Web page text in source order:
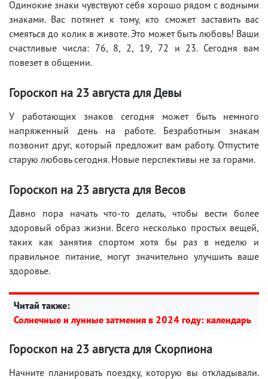
Одинокие знаки чувствуют себя хорошо рядом с водными
знаками. Вас потянет к тому, кто сможет заставить вас
смеяться до колик в животе. Это может быть любовь! Ваши
счастливые числа: 76, 8, 2, 19, 72 и 23. Сегодня вам
повезет в общении.
Гороскоп на 23 августадля Девы
У работающих знаков сегодня может быть немного
напряженный день на работе. Безработным знакам
позвонит друг, который предложит вам работу. Отпустите
старую любовь сегодня. Новые перспективы не за горами.
Гороскоп на 23 августадля Весов
Давно пора начать что-то делать, чтобы вести более
здоровый образ жизни. Всего несколько простых вещей,
таких как занятия спортом хотя бы раз в неделю и
правильное питание, могут значительно улучшить ваше
здоровье.
Читай также:
Солнечные и лунные затмения в 2024 году: календарь
Гороскоп на 23 августадля Скорпиона
Начните планировать поездку, которую вы откладывали.